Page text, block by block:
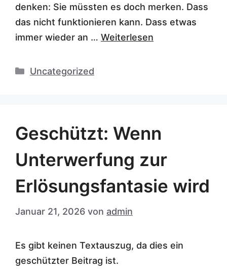
denken: Sie müssten es doch merken. Dass
das nicht funktionieren kann. Dass etwas
immer wieder an … Weiterlesen
Kategorien
Uncategorized
Geschützt: Wenn
Unterwerfung zur
Erlösungsfantasie wird
Januar 21, 2026 von admin
Es gibt keinen Textauszug, da dies ein
geschützter Beitrag ist.